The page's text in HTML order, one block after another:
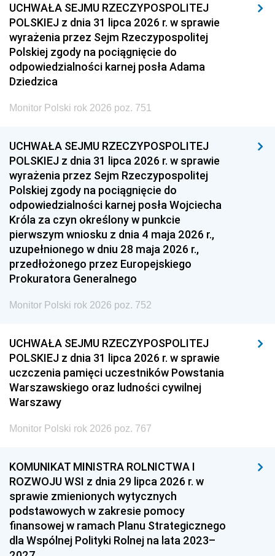
UCHWAŁA SEJMU RZECZYPOSPOLITEJ
POLSKIEJ z dnia 31 lipca 2026 r. w sprawie
wyrażenia przez Sejm Rzeczypospolitej
Polskiej zgody na pociągnięcie do
odpowiedzialności karnej posła Adama
Dziedzica
Monitor Polski rok 2026 poz. 751
UCHWAŁA SEJMU RZECZYPOSPOLITEJ
POLSKIEJ z dnia 31 lipca 2026 r. w sprawie
wyrażenia przez Sejm Rzeczypospolitej
Polskiej zgody na pociągnięcie do
odpowiedzialności karnej posła Wojciecha
Króla za czyn określony w punkcie
pierwszym wniosku z dnia 4 maja 2026 r.,
uzupełnionego w dniu 28 maja 2026 r.,
przedłożonego przez Europejskiego
Prokuratora Generalnego
Monitor Polski rok 2026 poz. 752
UCHWAŁA SEJMU RZECZYPOSPOLITEJ
POLSKIEJ z dnia 31 lipca 2026 r. w sprawie
uczczenia pamięci uczestników Powstania
Warszawskiego oraz ludności cywilnej
Warszawy
Monitor Polski rok 2026 poz. 767
KOMUNIKAT MINISTRA ROLNICTWA I
ROZWOJU WSI z dnia 29 lipca 2026 r. w
sprawie zmienionych wytycznych
podstawowych w zakresie pomocy
finansowej w ramach Planu Strategicznego
dla Wspólnej Polityki Rolnej na lata 2023–